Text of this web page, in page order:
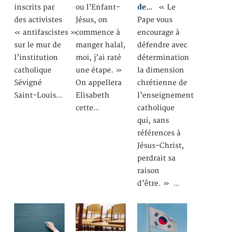
inscrits par
des activistes
« antifascistes »
sur le mur de
l’institution
catholique
Sévigné
Saint-Louis…
ou l’Enfant-
Jésus, on
commence à
manger halal,
moi, j’ai raté
une étape. »
On appellera
Elisabeth
cette…
de… « Le
Pape vous
encourage à
défendre avec
détermination
la dimension
chrétienne de
l’enseignement
catholique
qui, sans
références à
Jésus-Christ,
perdrait sa
raison
d’être. » …